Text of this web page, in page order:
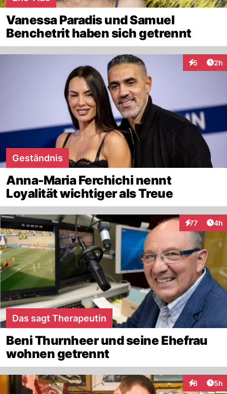
Vanessa Paradis und Samuel
Benchetrit haben sich getrennt
5 2h
Geständnis
Anna-Maria Ferchichi nennt
Loyalität wichtiger als Treue
77
Interaktionen
4h
Das sagt Therapeutin
Beni Thurnheer und seine Ehefrau
wohnen getrennt
8 5h